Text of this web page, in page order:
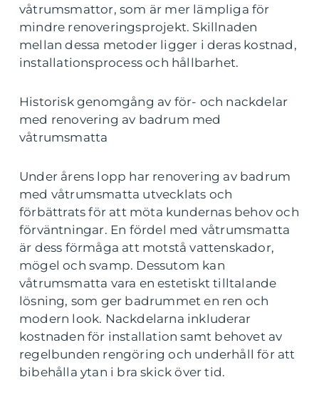
våtrumsmattor, som är mer lämpliga för
mindre renoveringsprojekt. Skillnaden
mellan dessa metoder ligger i deras kostnad,
installationsprocess och hållbarhet.
Historisk genomgång av för- och nackdelar
med renovering av badrum med
våtrumsmatta
Under årens lopp har renovering av badrum
med våtrumsmatta utvecklats och
förbättrats för att möta kundernas behov och
förväntningar. En fördel med våtrumsmatta
är dess förmåga att motstå vattenskador,
mögel och svamp. Dessutom kan
våtrumsmatta vara en estetiskt tilltalande
lösning, som ger badrummet en ren och
modern look. Nackdelarna inkluderar
kostnaden för installation samt behovet av
regelbunden rengöring och underhåll för att
bibehålla ytan i bra skick över tid.